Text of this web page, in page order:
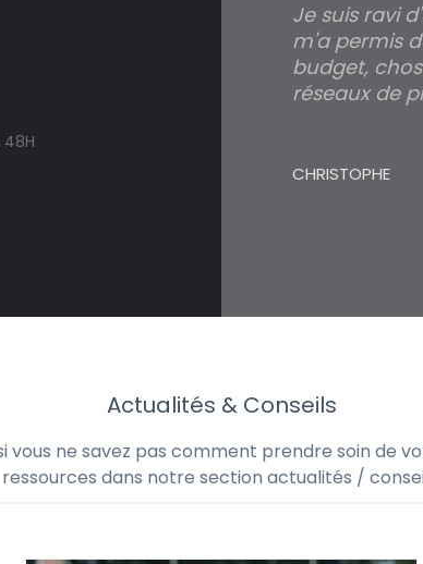
Je suis ravi
m'a permis
budget,
réseaux de
CHRISTOPHE
Actualités & Conseils
vous ne savez pas comment prendre soin de
ressources dans notre section actualités /